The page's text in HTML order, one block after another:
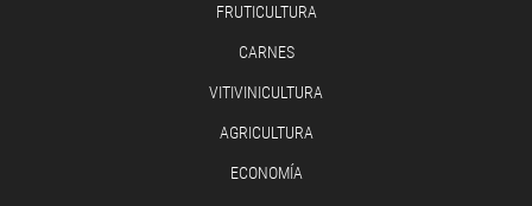
FRUTICULTURA
CARNES
VITIVINICULTURA
AGRICULTURA
ECONOMÍA